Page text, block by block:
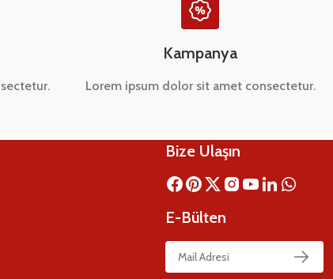
Kampanya
Lorem ipsum dolor sit amet consectetur.
Bize Ulaşın
E-Bülten